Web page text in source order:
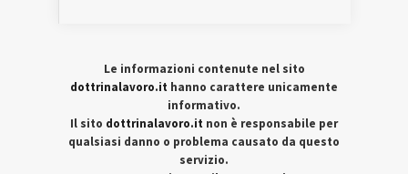
Le informazioni contenute nel sito
dottrinalavoro.it hanno carattere unicamente
informativo.
Il sito dottrinalavoro.it non è responsabile per
qualsiasi danno o problema causato da questo
servizio.